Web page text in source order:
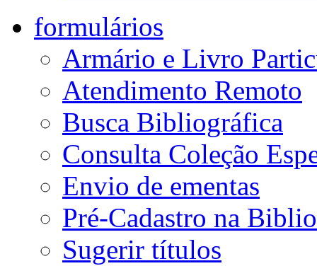
formulários
Armário e Livro
Atendimento Remoto
Busca Bibliográfica
Consulta Coleção
Envio de ementas
Pré-Cadastro na
Sugerir títulos